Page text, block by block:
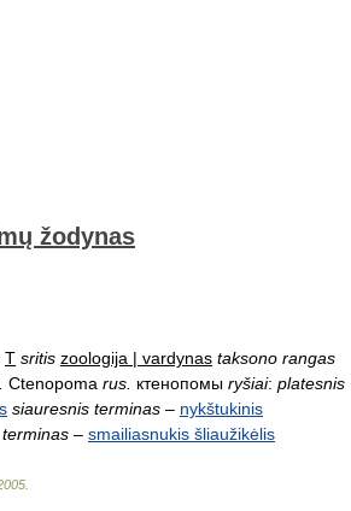
žodynas
T sritis zoologija | vardynas taksono rangas
Ctenopoma rus. ктенопомы ryšiai: platesnis
siauresnis terminas – nykštukinis
– smailiasnukis šliaužikėlis